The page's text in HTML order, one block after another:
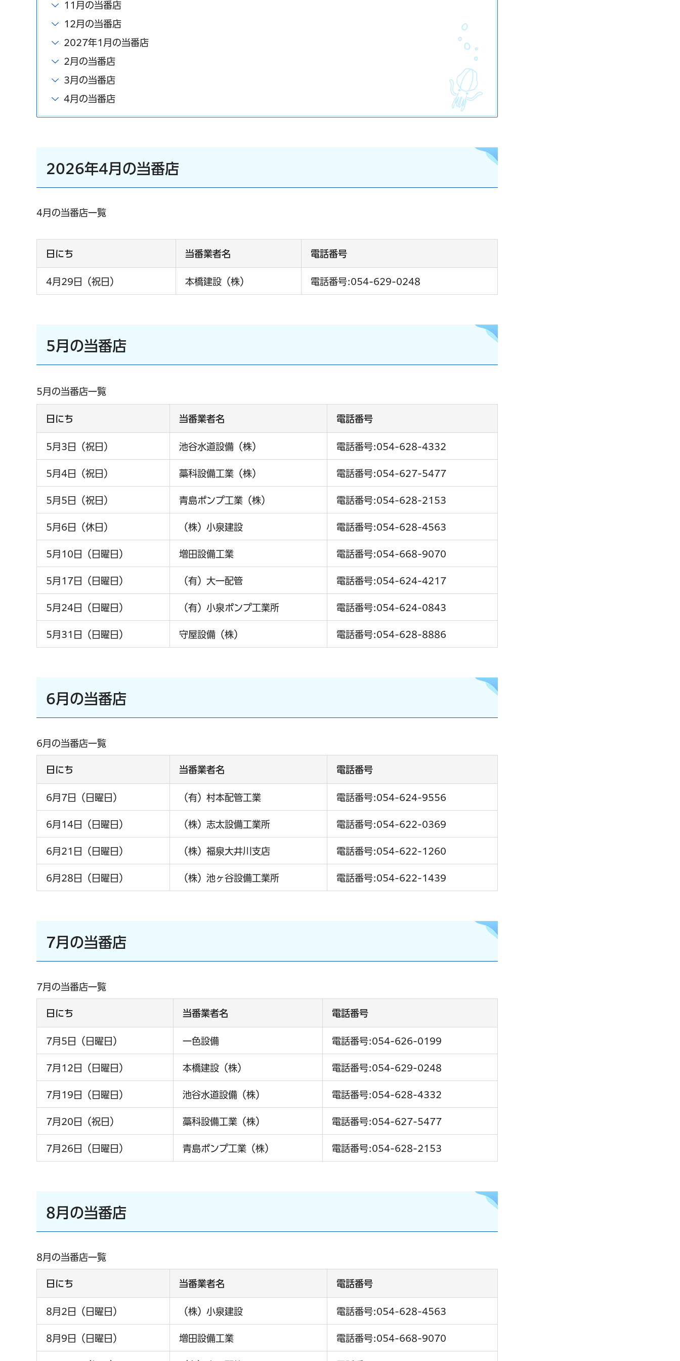
11月の当番店
12月の当番店
2027年1月の当番店
2月の当番店
3月の当番店
4月の当番店
2026年4月の当番店
4月の当番店一覧
日にち 当番業者名 電話番号
4月29日（祝日） 本橋建設（株） 電話番号:054-629-0248
5月の当番店
5月の当番店一覧
日にち 当番業者名 電話番号
5月3日（祝日） 池谷水道設備（株） 電話番号:054-628-4332
5月4日（祝日） 藁科設備工業（株） 電話番号:054-627-5477
5月5日（祝日） 青島ポンプ工業（株） 電話番号:054-628-2153
5月6日（休日） （株）小泉建設 電話番号:054-628-4563
5月10日（日曜日） 増田設備工業 電話番号:054-668-9070
5月17日（日曜日） （有）大一配管 電話番号:054-624-4217
5月24日（日曜日） （有）小泉ポンプ工業所 電話番号:054-624-0843
5月31日（日曜日） 守屋設備（株） 電話番号:054-628-8886
6月の当番店
6月の当番店一覧
日にち 当番業者名 電話番号
6月7日（日曜日） （有）村本配管工業 電話番号:054-624-9556
6月14日（日曜日） （株）志太設備工業所 電話番号:054-622-0369
6月21日（日曜日） （株）福泉大井川支店 電話番号:054-622-1260
6月28日（日曜日） （株）池ヶ谷設備工業所 電話番号:054-622-1439
7月の当番店
7月の当番店一覧
日にち 当番業者名 電話番号
7月5日（日曜日） 一色設備 電話番号:054-626-0199
7月12日（日曜日） 本橋建設（株） 電話番号:054-629-0248
7月19日（日曜日） 池谷水道設備（株） 電話番号:054-628-4332
7月20日（祝日） 藁科設備工業（株） 電話番号:054-627-5477
7月26日（日曜日） 青島ポンプ工業（株） 電話番号:054-628-2153
8月の当番店
8月の当番店一覧
日にち 当番業者名 電話番号
8月2日（日曜日） （株）小泉建設 電話番号:054-628-4563
8月9日（日曜日） 増田設備工業 電話番号:054-668-9070